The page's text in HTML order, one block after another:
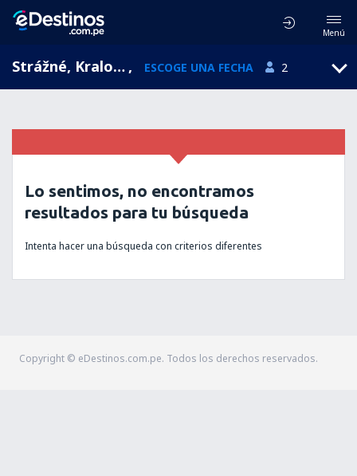
Menú
Strážné, Kralovehradecky, República Checa , ESCOGE UNA FECHA 2
Lo sentimos, no encontramos
resultados para tu búsqueda
Intenta hacer una búsqueda con criterios diferentes
Copyright © eDestinos.com.pe. Todos los derechos reservados.